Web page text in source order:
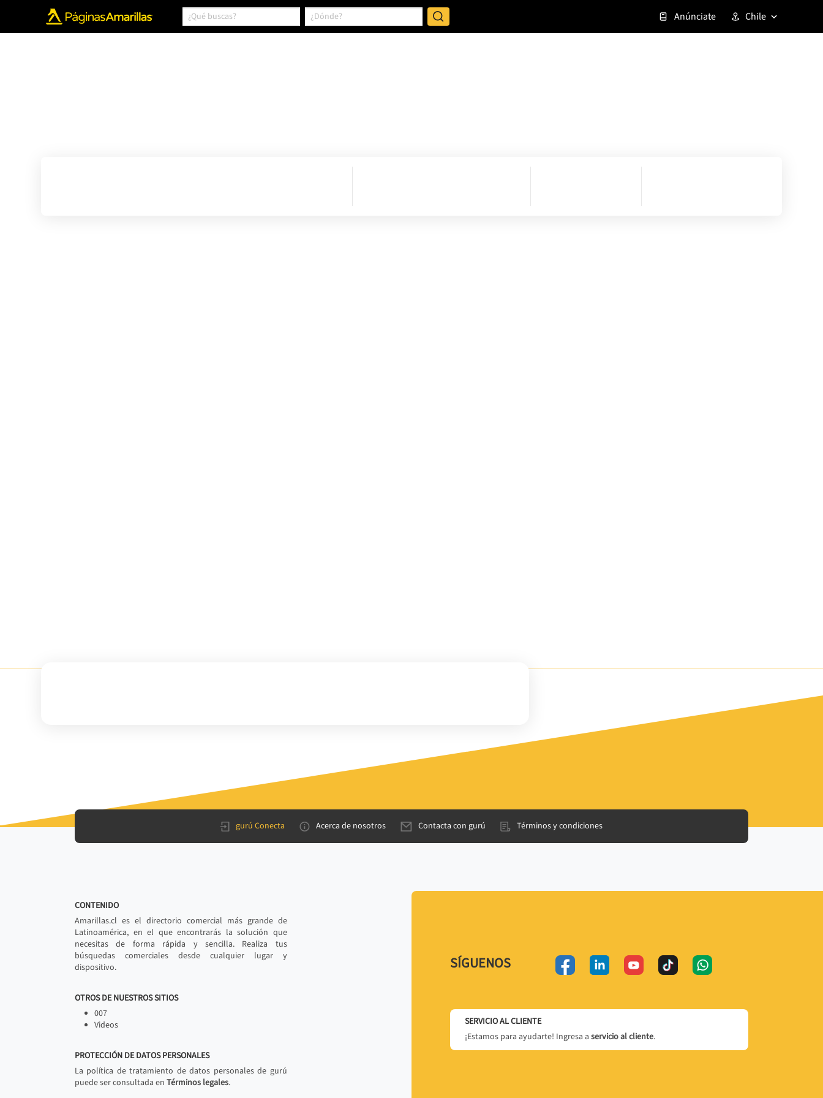
Anúnciate Chile
gurú Conecta Acerca de nosotros Contacta con gurú Términos y condiciones
CONTENIDO
Amarillas.cl es el directorio comercial más grande de
Latinoamérica, en el que encontrarás la solución que
necesitas de forma rápida y sencilla. Realiza tus
búsquedas comerciales desde cualquier lugar y
dispositivo.
OTROS DE NUESTROS SITIOS
007
Videos
PROTECCIÓN DE DATOS PERSONALES
La política de tratamiento de datos personales de gurú
puede ser consultada en Términos legales.
SÍGUENOS
SERVICIO AL CLIENTE
¡Estamos para ayudarte! Ingresa a servicio al cliente.